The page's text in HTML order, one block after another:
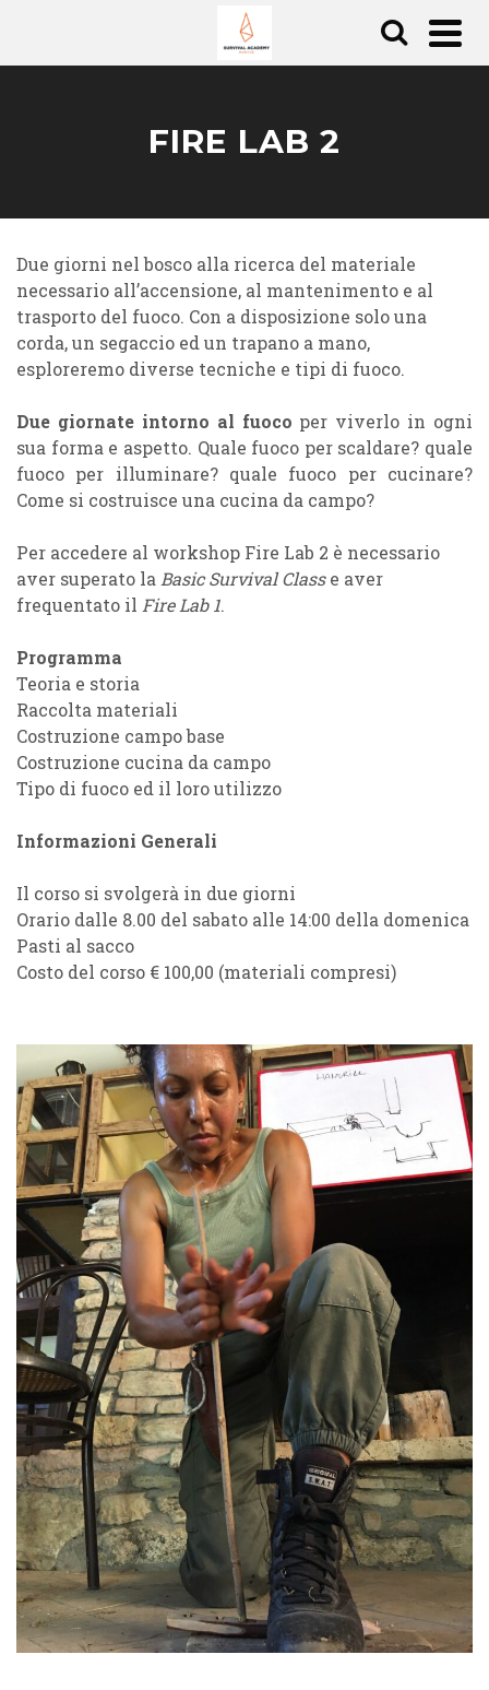
FIRE LAB 2
Due giorni nel bosco alla ricerca del materiale
necessario all’accensione, al mantenimento e al
trasporto del fuoco. Con a disposizione solo una
corda, un segaccio ed un trapano a mano,
esploreremo diverse tecniche e tipi di fuoco.
Due giornate intorno al fuoco per viverlo in ogni
sua forma e aspetto. Quale fuoco per scaldare? quale
fuoco per illuminare? quale fuoco per cucinare?
Come si costruisce una cucina da campo?
Per accedere al workshop Fire Lab 2 è necessario
aver superato la Basic Survival Classe aver
frequentato il Fire Lab 1.
Programma
Teoria e storia
Raccolta materiali
Costruzione campo base
Costruzione cucina da campo
Tipo di fuoco ed il loro utilizzo
Informazioni Generali
Il corso si svolgerà in due giorni
Orario dalle 8.00 del sabato alle 14:00 della domenica
Pasti al sacco
Costo del corso € 100,00 (materiali compresi)